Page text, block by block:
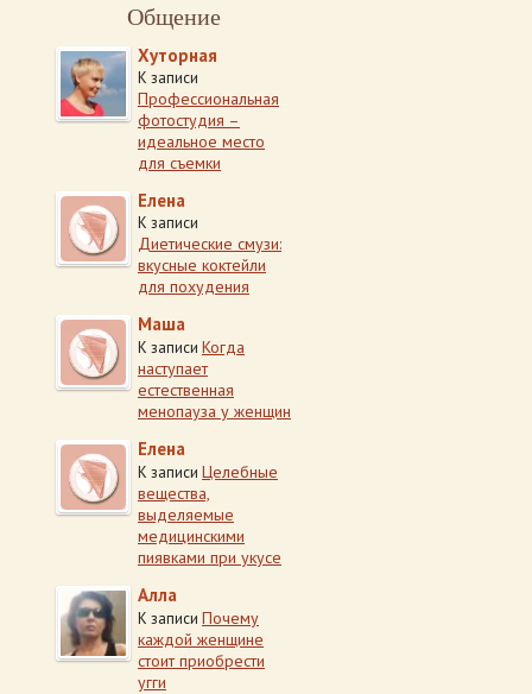
Общение
Хуторная
К записи
Профессиональная
фотостудия –
идеальное место
для съемки
Елена
К записи
Диетические смузи:
вкусные коктейли
для похудения
Маша
К записи Когда
наступает
естественная
менопауза у женщин
Елена
К записи Целебные
вещества,
выделяемые
медицинскими
пиявками при укусе
Алла
К записи Почему
каждой женщине
стоит приобрести
угги